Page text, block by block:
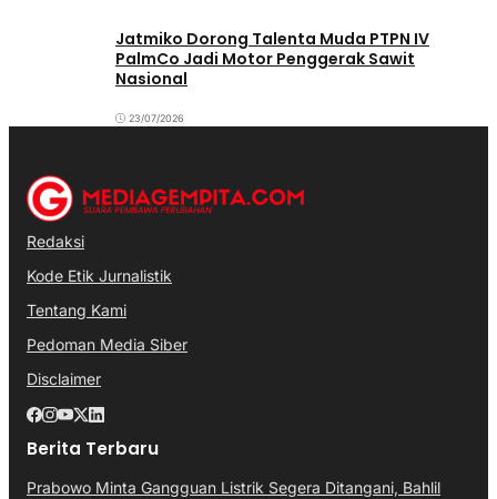
Jatmiko Dorong Talenta Muda PTPN IV
PalmCo Jadi Motor Penggerak Sawit
Nasional
23/07/2026
Redaksi
Kode Etik Jurnalistik
Tentang Kami
Pedoman Media Siber
Disclaimer
Berita Terbaru
Prabowo Minta Gangguan Listrik Segera Ditangani, Bahlil